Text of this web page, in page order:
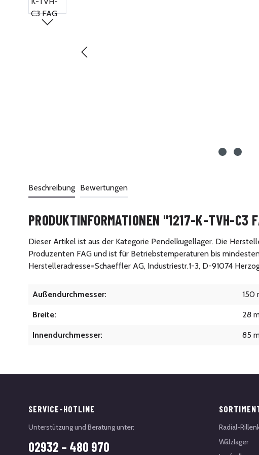
Beschreibung Bewertungen
PRODUKTINFORMATIONEN "1217-K-TVH-C3
Dieser Artikel ist aus der Kategorie Pendelkugellager. Die
Produzenten FAG und ist für Betriebstemperaturen bis
Herstelleradresse=Schaeffler AG, Industriestr.1-3, D-91074
Außendurchmesser: 150
Breite: 28
Innendurchmesser: 85
SERVICE-HOTLINE
Unterstützung und Beratung unter:
02932 – 480 970
Radial-
Wälzlager